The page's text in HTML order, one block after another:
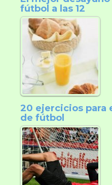
fútbol a las 12
20 ejercicios para
de fútbol